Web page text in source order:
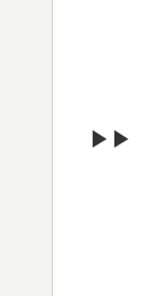
▶▶